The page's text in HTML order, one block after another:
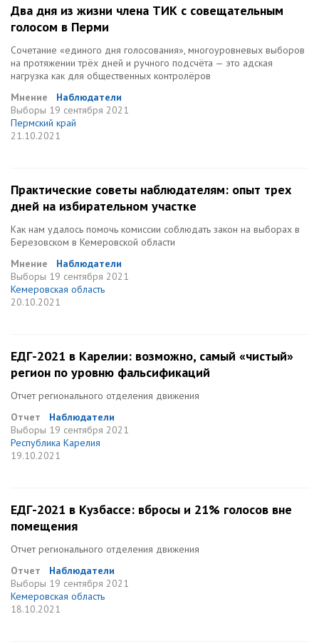
Два дня из жизни члена ТИК с совещательным
голосом в Перми
Сочетание «единого дня голосования», многоуровневых выборов
на протяжении трёх дней и ручного подсчёта — это адская
нагрузка как для общественных контролёров
Мнение
Наблюдатели
Выборы 19 сентября 2021
Пермский край
21.10.2021
Практические советы наблюдателям: опыт трех
дней на избирательном участке
Как нам удалось помочь комиссии соблюдать закон на выборах в
Березовском в Кемеровской области
Мнение
Наблюдатели
Выборы 19 сентября 2021
Кемеровская область
20.10.2021
ЕДГ-2021 в Карелии: возможно, самый «чистый»
регион по уровню фальсификаций
Отчет регионального отделения движения
Отчет
Наблюдатели
Выборы 19 сентября 2021
Республика Карелия
19.10.2021
ЕДГ-2021 в Кузбассе: вбросы и 21% голосов вне
помещения
Отчет регионального отделения движения
Отчет
Наблюдатели
Выборы 19 сентября 2021
Кемеровская область
18.10.2021